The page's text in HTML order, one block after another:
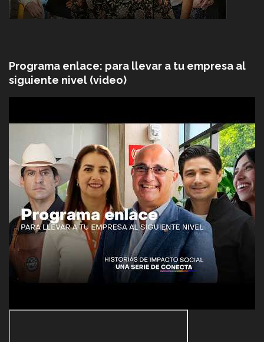
Programa enlace: para llevar a tu empresa al
siguiente nivel (video)